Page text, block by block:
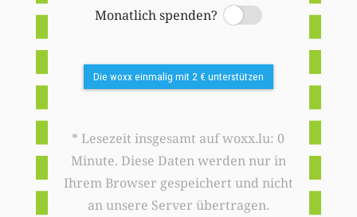
Monatlich spenden?
Switch
Die woxx einmalig mit 2 € unterstützen
* Lesezeit insgesamt auf woxx.lu: 0
Minute. Diese Daten werden nur in
Ihrem Browser gespeichert und nicht
an unsere Server übertragen.